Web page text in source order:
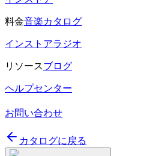
料金音楽カタログ
インストアラジオ
リソースブログ
ヘルプセンター
お問い合わせ
カタログに戻る